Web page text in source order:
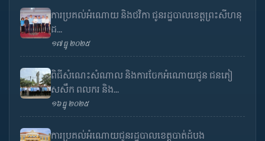
ការប្រគល់អំណោយ និងថវិកា ជូនរដ្ឋបាលខេត្តព្រះសីហនុ
ដ...
១៧ ធ្នូ ២០២៥
ពិធីសំណេះសំណាល និងការចែកអំណោយជូន ជនភៀ
សសឹក ពលករ និង...
១៦ ធ្នូ ២០២៥
ការប្រគល់អំណោយជូនរដ្ឋបាលខេត្តបាត់ដំបង